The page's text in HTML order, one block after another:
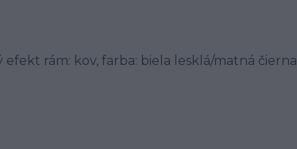
rám: kov, farba: biela lesklá/matná čierna